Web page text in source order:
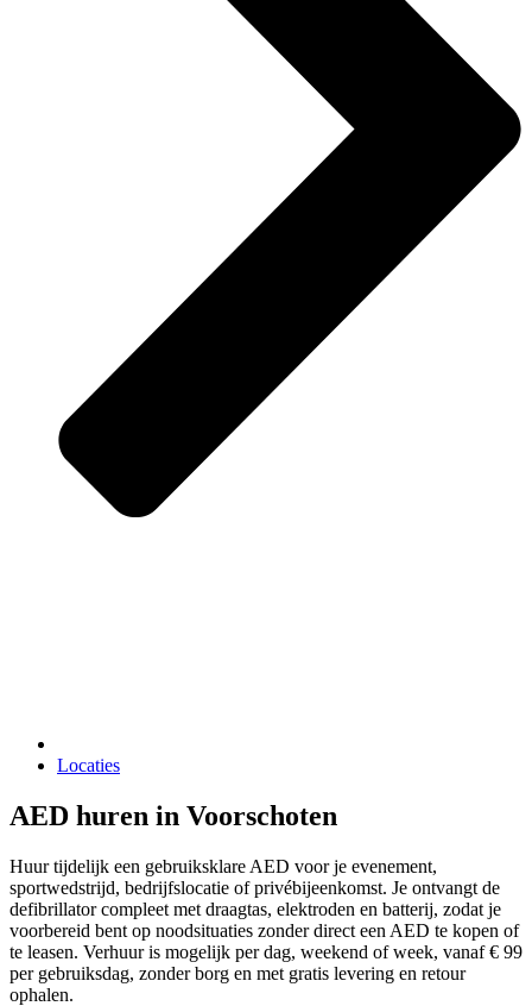
Locaties
AED huren in Voorschoten
Huur tijdelijk een gebruiksklare AED voor je evenement,
sportwedstrijd, bedrijfslocatie of privébijeenkomst. Je ontvangt de
defibrillator compleet met draagtas, elektroden en batterij, zodat je
voorbereid bent op noodsituaties zonder direct een AED te kopen of
te leasen. Verhuur is mogelijk per dag, weekend of week, vanaf € 99
per gebruiksdag, zonder borg en met gratis levering en retour
ophalen.